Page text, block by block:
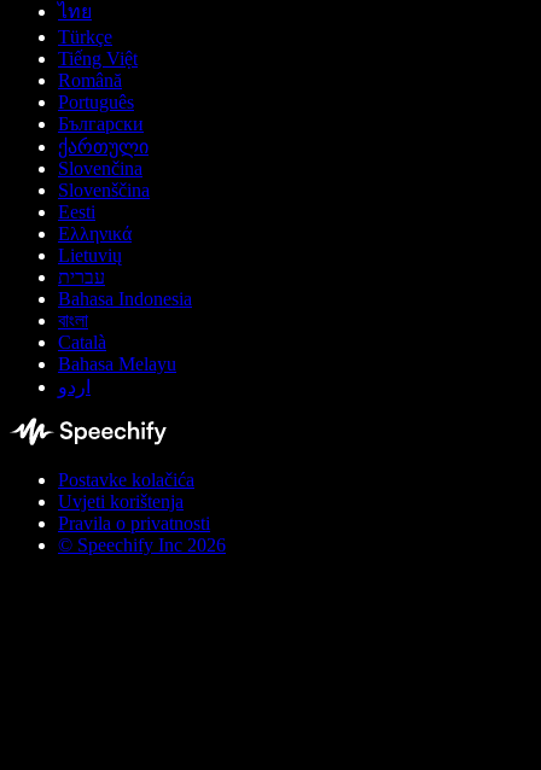
ไทย
Türkçe
Tiếng Việt
Română
Português
Български
ქართული
Slovenčina
Slovenščina
Eesti
Ελληνικά
Lietuvių
עברית
Bahasa Indonesia
বাংলা
Català
Bahasa Melayu
اردو
Postavke kolačića
Uvjeti korištenja
Pravila o privatnosti
© Speechify Inc 2026